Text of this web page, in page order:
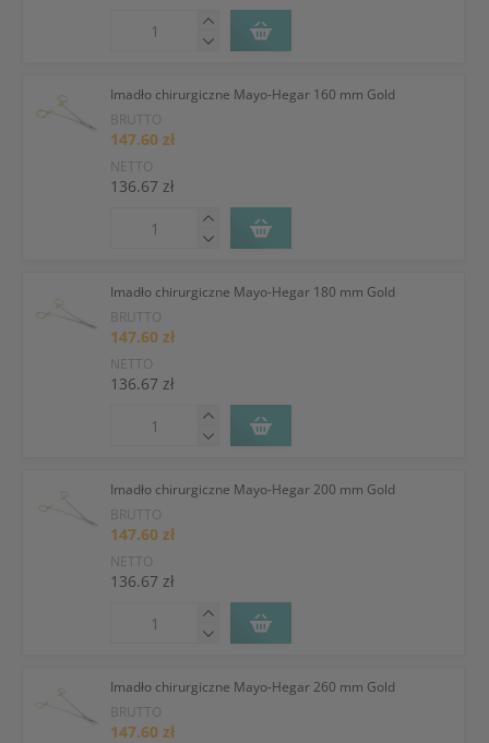
Imadło chirurgiczne Mayo-Hegar 160 mm Gold
BRUTTO
147.60 zł
NETTO
136.67 zł
Imadło chirurgiczne Mayo-Hegar 180 mm Gold
BRUTTO
147.60 zł
NETTO
136.67 zł
Imadło chirurgiczne Mayo-Hegar 200 mm Gold
BRUTTO
147.60 zł
NETTO
136.67 zł
Imadło chirurgiczne Mayo-Hegar 260 mm Gold
BRUTTO
147.60 zł